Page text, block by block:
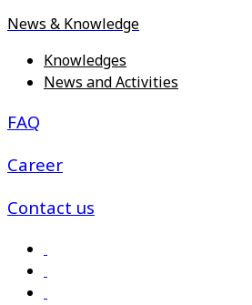
News & Knowledge
Knowledges
News and Activities
FAQ
Career
Contact us